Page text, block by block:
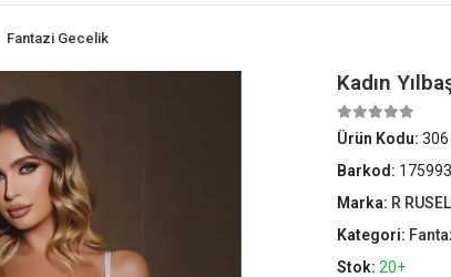
Fantazi Gecelik
Kadın
Ürün Kodu:306
Barkod:
Marka: R
Kategori:
Stok:20+